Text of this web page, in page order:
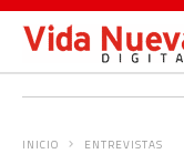
INICIO ENTREVISTAS